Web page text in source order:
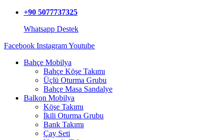
+90 5077737325
Whatsapp Destek
Facebook InstagramYoutube
Bahçe Mobilya
Bahçe Köşe Takımı
Üçlü Oturma Grubu
Bahçe Masa Sandalye
Balkon Mobilya
Köşe Takımı
İkili Oturma Grubu
Bank Takımı
Çay Seti